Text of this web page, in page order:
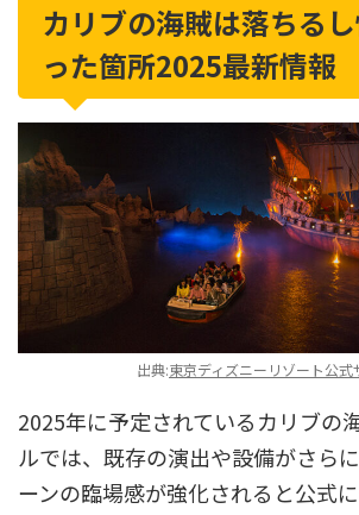
カリブの海賊は落ちる
った箇所2025最新情報
出典:東京ディズニーリゾート公式
2025年に予定されているカリブの
ルでは、既存の演出や設備がさら
ーンの臨場感が強化されると公式